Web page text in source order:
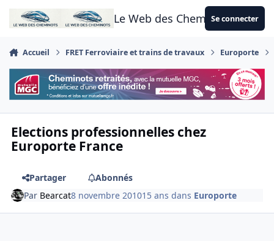
Aller au contenu
Le Web des CheminotsSe connecter
Accueil FRET Ferroviaire et trains de travaux Europorte
Elections professionnelles chez
Europorte France
Partager
Abonnés
Par Bearcat8 novembre 201015 ans dans Europorte